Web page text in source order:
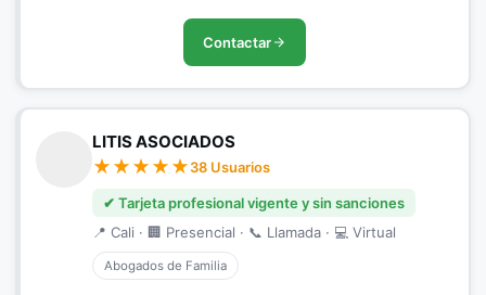
Contactar
LITIS ASOCIADOS
38 Usuarios
✔ Tarjeta profesional vigente y sin sanciones
📍 Cali · 🏢 Presencial · 📞 Llamada · 💻 Virtual
Abogados de Familia